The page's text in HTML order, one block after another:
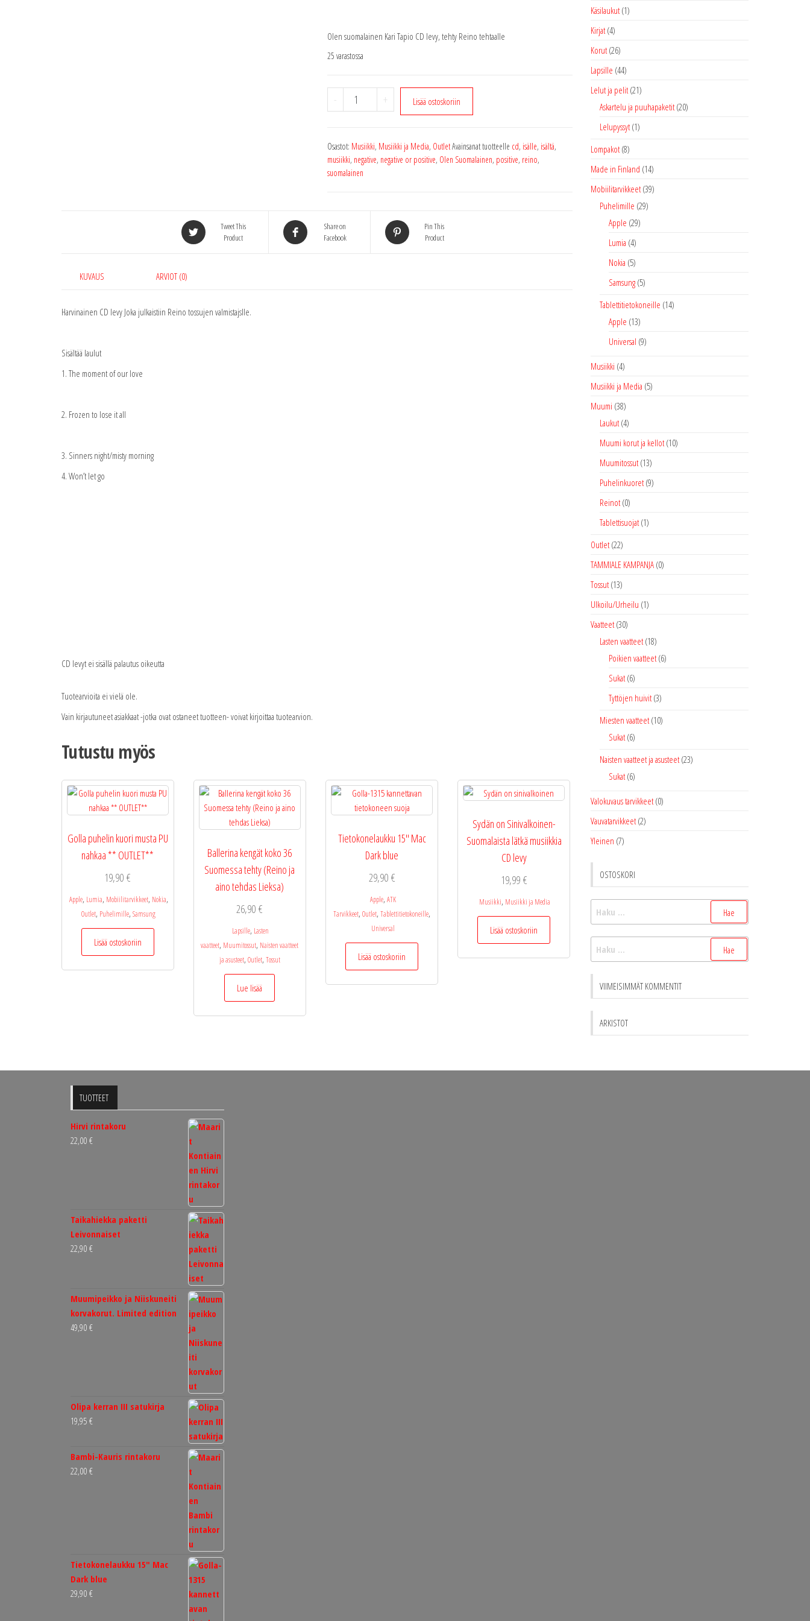
Olen suomalainen Kari Tapio CD levy, tehty Reino tehtaalle
25 varastossa
-
Negative
Reino
levy
määrä
+ Lisää ostoskoriin
Osastot: Musiikki, Musiikki ja Media, OutletAvainsanat tuotteelle cd, isälle, isältä,
musiikki, negative, negative or positive, Olen Suomalainen, positive, reino,
suomalainen
Tweet This
Product
Share on
Facebook
Pin This
Product
KUVAUS ARVIOT (0)
Harvinainen CD levy Joka julkaistiin Reino tossujen valmistajslle.
Sisältää laulut
1. The moment of our love
2. Frozen to lose it all
3. Sinners night/misty morning
4. Won’t let go
CD levyt ei sisällä palautus oikeutta
Tuotearvioita ei vielä ole.
Vain kirjautuneet asiakkaat -jotka ovat ostaneet tuotteen- voivat kirjoittaa tuotearvion.
Tutustu myös
Golla puhelin kuori musta PU
nahkaa ** OUTLET**
19,90€
Apple, Lumia, Mobiilitarvikkeet, Nokia,
Outlet, Puhelimille, Samsung
Lisää ostoskoriin
Ballerina kengät koko 36
Suomessa tehty (Reino ja
aino tehdas Lieksa)
26,90€
Lapsille, Lasten
vaatteet, Muumitossut, Naisten vaatteet
ja asusteet, Outlet, Tossut
Lue lisää
Tietokonelaukku 15″ Mac
Dark blue
29,90 €
Apple, ATK
Tarvikkeet, Outlet, Tablettitietokoneille,
Universal
Lisää ostoskoriin
Sydän on Sinivalkoinen-
Suomalaista lätkä musiikkia
CD levy
19,99 €
Musiikki, Musiikki ja Media
Lisää ostoskoriin
Käsilaukut (1)
Kirjat (4)
Korut (26)
Lapsille (44)
Lelut ja pelit (21)
Askartelu ja puuhapaketit (20)
Lelupyssyt (1)
Lompakot (8)
Made in Finland (14)
Mobiilitarvikkeet (39)
Puhelimille (29)
Apple (29)
Lumia (4)
Nokia (5)
Samsung (5)
Tablettitietokoneille (14)
Apple (13)
Universal (9)
Musiikki (4)
Musiikki ja Media (5)
Muumi (38)
Laukut (4)
Muumi korut ja kellot (10)
Muumitossut (13)
Puhelinkuoret (9)
Reinot (0)
Tablettisuojat (1)
Outlet (22)
TAMMIALE KAMPANJA (0)
Tossut (13)
Ulkoilu/Urheilu (1)
Vaatteet (30)
Lasten vaatteet (18)
Poikien vaatteet (6)
Sukat (6)
Tyttöjen huivit (3)
Miesten vaatteet (10)
Sukat (6)
Naisten vaatteet ja asusteet (23)
Sukat (6)
Valokuvaus tarvikkeet (0)
Vauvatarvikkeet (2)
Yleinen (7)
OSTOSKORI
Haku:
Haku:
VIIMEISIMMÄT KOMMENTIT
ARKISTOT
TUOTTEET
Hirvi rintakoru
22,00 €
Taikahiekka paketti
Leivonnaiset
22,90 €
Muumipeikko ja Niiskuneiti
korvakorut. Limited edition
49,90 €
Olipa kerran III satukirja
19,95 €
Bambi-Kauris rintakoru
22,00 €
Tietokonelaukku 15" Mac
Dark blue
29,90 €